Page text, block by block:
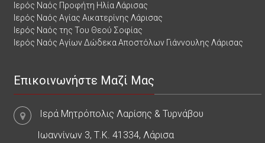
Ιερός Ναός Προφήτη Ηλία Λάρισας
Ιερός Ναός Αγίας Αικατερίνης Λάρισας
Ιερός Ναός της Του Θεού Σοφίας
Ιερός Ναός Αγίων Δώδεκα Αποστόλων Γιάννουλης Λάρισας
Επικοινωνήστε Μαζί Μας
Ιερά Μητρόπολις Λαρίσης & Τυρνάβου
Ιωαννίνων 3, Τ.Κ. 41334, Λάρισα